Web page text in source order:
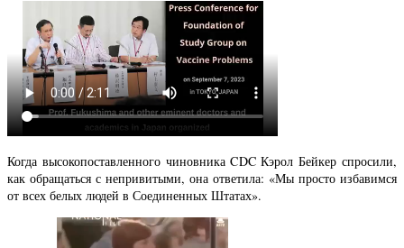
Когда высокопоставленного чиновника CDC Кэрол Бейкер спросили,
как обращаться с непривитыми, она ответила: «Мы просто избавимся
от всех белых людей в Соединенных Штатах».